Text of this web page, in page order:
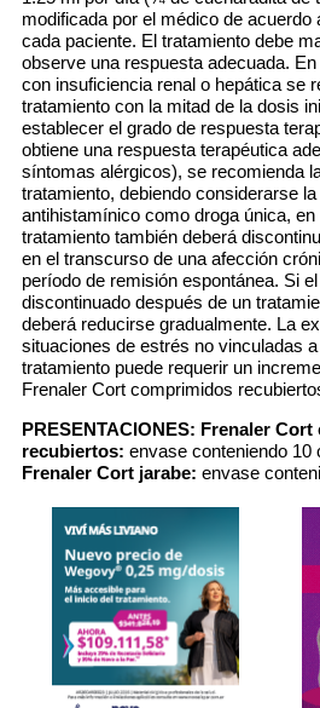
modificada por el médico de acuerdo
cada paciente. El tratamiento debe
observe una respuesta adecuada.
con insuficiencia renal o hepática se
tratamiento con la mitad de la dosis
establecer el grado de respuesta
obtiene una respuesta terapéutica
síntomas alérgicos), se recomienda
tratamiento, debiendo considerarse
antihistamínico como droga única,
tratamiento también deberá
en el transcurso de una afección
período de remisión espontánea. Si
discontinuado después de un
deberá reducirse gradualmente. La
situaciones de estrés no vinculadas
tratamiento puede requerir un
Frenaler Cort comprimidos
PRESENTACIONES: Frenaler
recubiertos: envase conteniendo
Frenaler Cort jarabe: envase